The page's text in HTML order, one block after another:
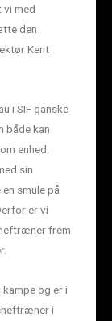
vi med
den
Kent
i SIF ganske
både kan
enhed.
sin
smule på
er vi
frem
kampe og er i
i